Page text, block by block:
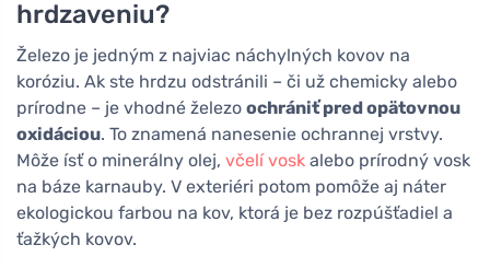
hrdzaveniu?
Železo je jedným z najviac náchylných kovov na
koróziu. Ak ste hrdzu odstránili – či už chemicky alebo
prírodne – je vhodné železo ochrániť pred opätovnou
oxidáciou. To znamená nanesenie ochrannej vrstvy.
Môže ísť o minerálny olej, včelí vosk alebo prírodný vosk
na báze karnauby. V exteriéri potom pomôže aj náter
ekologickou farbou na kov, ktorá je bez rozpúšťadiel a
ťažkých kovov.